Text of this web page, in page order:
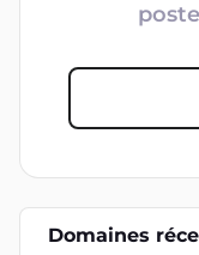
Domaines